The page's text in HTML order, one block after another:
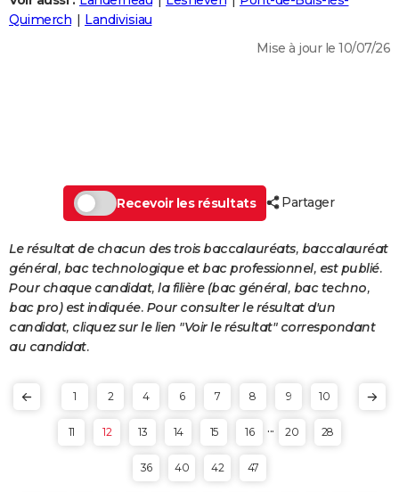
Destinations
City break
Voyage nature
Voyage de noces
Forum
Climat
+
PHOTO
Dictionnaire
PROGRAMME TV
S'inscrire
Se connecter
Lycées
Collèges
Primaires
Universités
Entreprises
Service militaire
Avis de recherche
AVIS DE DÉCÈS
FORUM
Bricolage
Lifestyle
Culture
Sport
Auto
Television
Voyage
Cinema
Quimerch
Landivisiau
Mise à jour le 10/07/26
Recevoir les résultats Partager
Le résultat de chacun des trois baccalauréats, baccalauréat
général, bac technologique et bac professionnel, est publié.
Pour chaque candidat, la filière (bac général, bac techno,
bac pro) est indiquée. Pour consulter le résultat d'un
candidat, cliquez sur le lien "Voir le résultat" correspondant
au candidat.
1 2 4 6 7 8 9 10
11 12 13 14 15 16 ... 20 28
36 40 42 47